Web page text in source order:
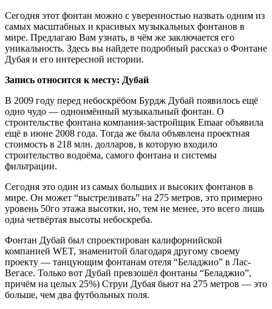
Сегодня этот фонтан можно с уверенностью назвать одним из
самых масштабных и красивых музыкальных фонтанов в
мире. Предлагаю Вам узнать, в чём же заключается его
уникальность. Здесь вы найдете подробный рассказ о Фонтане
Дубая и его интересной истории.
Запись относится к месту: Дубай
В 2009 году перед небоскрёбом Бурдж Дубай появилось ещё
одно чудо — одноимённый музыкальный фонтан. О
строительстве фонтана компания-застройщик Emaar объявила
ещё в июне 2008 года. Тогда же была объявлена проектная
стоимость в 218 млн. долларов, в которую входило
строительство водоёма, самого фонтана и системы
фильтрации.
Сегодня это один из самых больших и высоких фонтанов в
мире. Он может “выстреливать” на 275 метров, это примерно
уровень 50го этажа высотки, но, тем не менее, это всего лишь
одна четвёртая высоты небоскреба.
Фонтан Дубай был спроектирован калифорнийской
компанией WET, знаменитой благодаря другому своему
проекту — танцующим фонтанам отеля “Беладжио” в Лас-
Вегасе. Только вот Дубай превзошёл фонтаны “Беладжио”,
причём на целых 25%) Струи Дубая бьют на 275 метров — это
больше, чем два футбольных поля.